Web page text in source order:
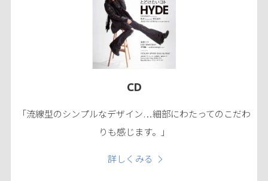
CD
「流線型のシンプルなデザイン…細部にわたってのこだわ
りも感じます。」
詳しくみる